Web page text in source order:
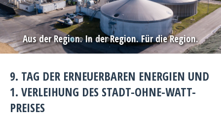
Aus der Region. In der Region. Für die Region.
9. TAG DER ERNEUERBAREN ENERGIEN UND
1. VERLEIHUNG DES STADT-OHNE-WATT-
PREISES